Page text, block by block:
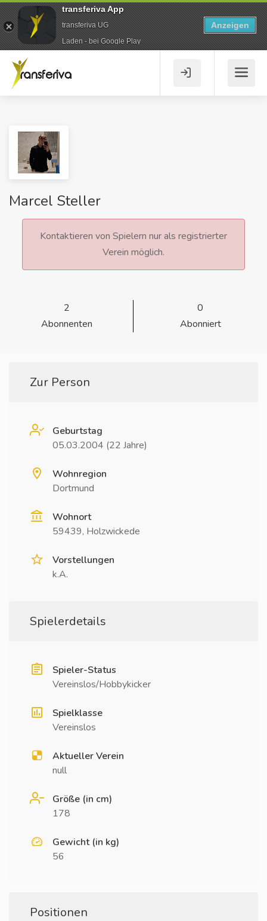
Marcel Steller
Kontaktieren von Spielern nur als registrierter
Verein möglich.
2
Abonnenten
0
Abonniert
Zur Person
Geburtstag
05.03.2004 (22 Jahre)
Wohnregion
Dortmund
Wohnort
59439, Holzwickede
Vorstellungen
k.A.
Spielerdetails
Spieler-Status
Vereinslos/Hobbykicker
Spielklasse
Vereinslos
Aktueller Verein
null
Größe (in cm)
178
Gewicht (in kg)
56
Positionen
transferiva App
transferiva UG
Laden - bei Google Play
Anzeigen